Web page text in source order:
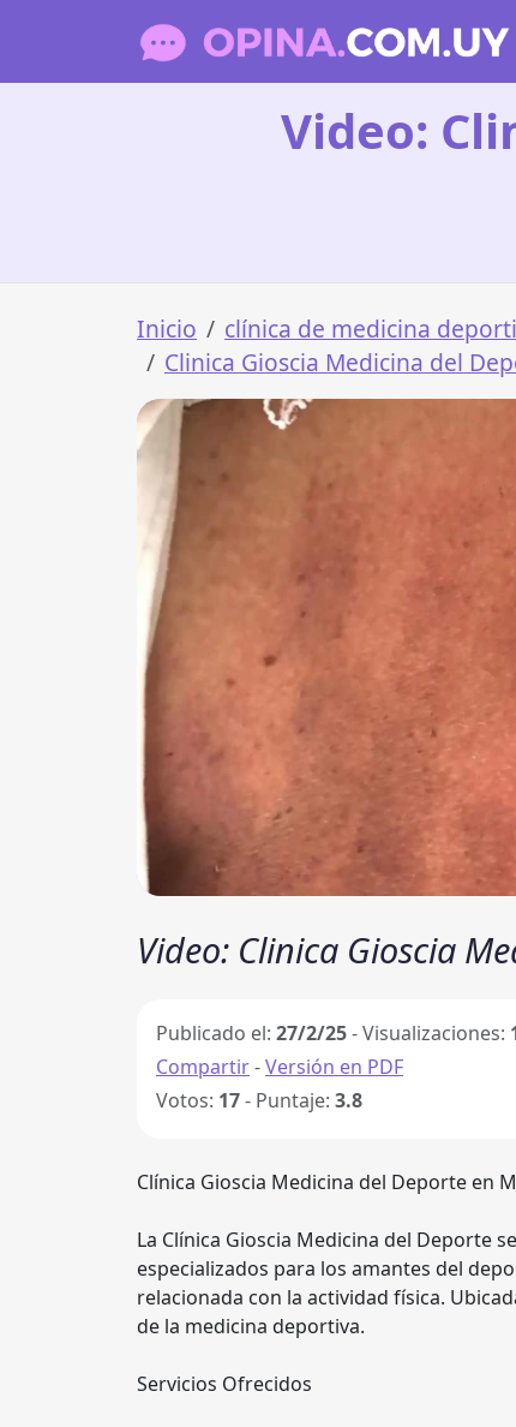
Video:
Inicio clínica de medicina
Clinica Gioscia Medicina del
Video: Clinica Gioscia
Publicado el: 27/2/25- Visualizaciones:
Compartir-Versión en PDF
Votos: 17- Puntaje: 3.8
Clínica Gioscia Medicina del Deporte en
La Clínica Gioscia Medicina del Deporte
especializados para los amantes del
relacionada con la actividad física.
de la medicina deportiva.
Servicios Ofrecidos